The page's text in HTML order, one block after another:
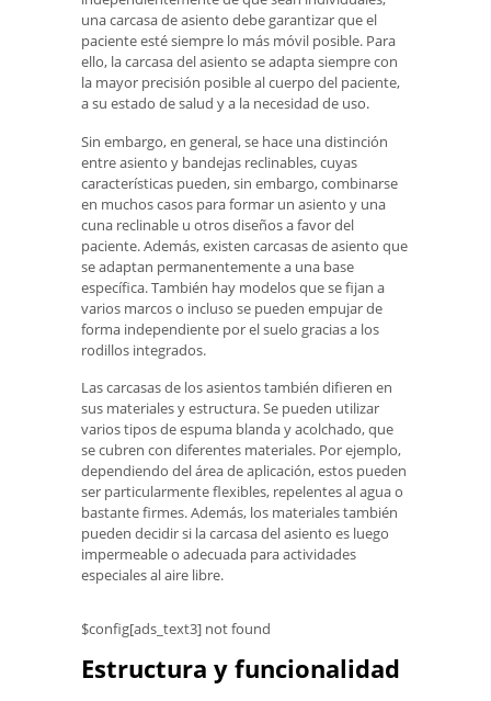
una carcasa de asiento debe garantizar que el
paciente esté siempre lo más móvil posible. Para
ello, la carcasa del asiento se adapta siempre con
la mayor precisión posible al cuerpo del paciente,
a su estado de salud y a la necesidad de uso.
Sin embargo, en general, se hace una distinción
entre asiento y bandejas reclinables, cuyas
características pueden, sin embargo, combinarse
en muchos casos para formar un asiento y una
cuna reclinable u otros diseños a favor del
paciente. Además, existen carcasas de asiento que
se adaptan permanentemente a una base
específica. También hay modelos que se fijan a
varios marcos o incluso se pueden empujar de
forma independiente por el suelo gracias a los
rodillos integrados.
Las carcasas de los asientos también difieren en
sus materiales y estructura. Se pueden utilizar
varios tipos de espuma blanda y acolchado, que
se cubren con diferentes materiales. Por ejemplo,
dependiendo del área de aplicación, estos pueden
ser particularmente flexibles, repelentes al agua o
bastante firmes. Además, los materiales también
pueden decidir si la carcasa del asiento es luego
impermeable o adecuada para actividades
especiales al aire libre.
$config[ads_text3] not found
Estructura y funcionalidad